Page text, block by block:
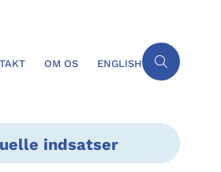
OM OS ENGLISH
indsatser